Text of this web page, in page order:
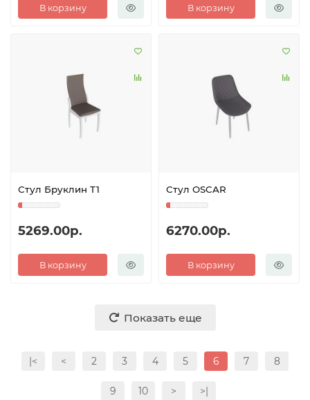
В корзину В корзину
Стул Бруклин Т1
5269.00р.
В корзину
Стул OSCAR
6270.00р.
В корзину
Показать еще
|< < 2 3 4 5 6 7 8
9 10 > >|